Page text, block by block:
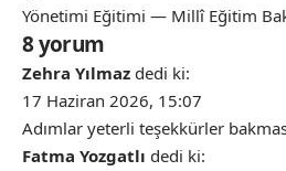
Yönetimi Eğitimi — Millî Eğitim
8 yorum
Zehra Yılmaz dedi ki:
17 Haziran 2026, 15:07
Adımlar yeterli teşekkürler
Fatma Yozgatlı dedi ki: